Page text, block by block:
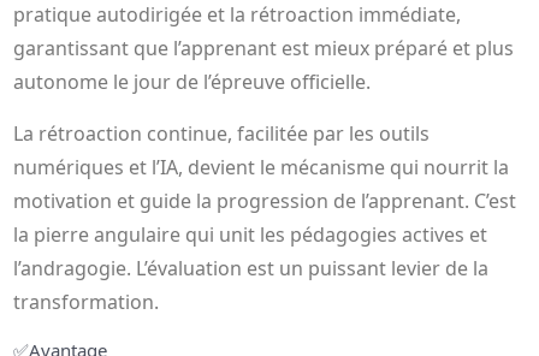
pratique autodirigée et la rétroaction immédiate,
garantissant que l’apprenant est mieux préparé et plus
autonome le jour de l’épreuve officielle.
La rétroaction continue, facilitée par les outils
numériques et l’IA, devient le mécanisme qui nourrit la
motivation et guide la progression de l’apprenant. C’est
la pierre angulaire qui unit les pédagogies actives et
l’andragogie. L’évaluation est un puissant levier de la
transformation.
✅Avantage